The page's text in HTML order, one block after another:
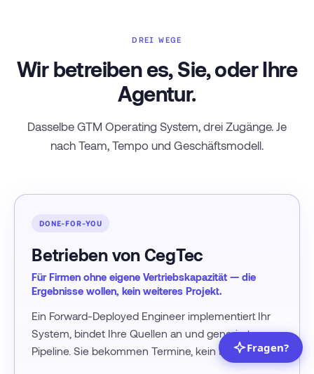
DREI WEGE
Wir betreiben es, Sie, oder Ihre
Agentur.
Dasselbe GTM Operating System, drei Zugänge. Je
nach Team, Tempo und Geschäftsmodell.
DONE-FOR-YOU
Betrieben von CegTec
Für Firmen ohne eigene Vertriebskapazität — die
Ergebnisse wollen, kein weiteres Projekt.
Ein Forward-Deployed Engineer implementiert Ihr
System, bindet Ihre Quellen an und generiert
Pipeline. Sie bekommen Termine, kein Projekt.